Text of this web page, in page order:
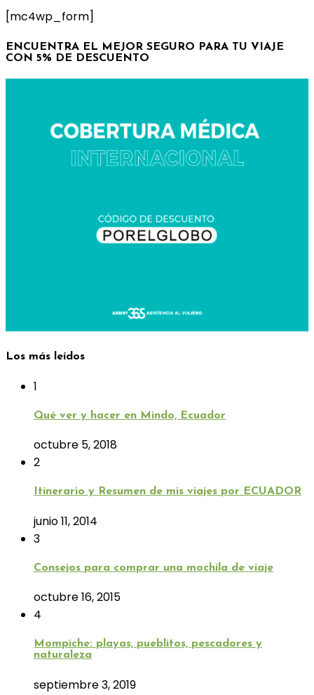
[mc4wp_form]
ENCUENTRA EL MEJOR SEGURO PARA TU VIAJE
CON 5% DE DESCUENTO
Los más leídos
1
Qué ver y hacer en Mindo, Ecuador
octubre 5, 2018
2
Itinerario y Resumen de mis viajes por ECUADOR
junio 11, 2014
3
Consejos para comprar una mochila de viaje
octubre 16, 2015
4
Mompiche: playas, pueblitos, pescadores y
naturaleza
septiembre 3, 2019